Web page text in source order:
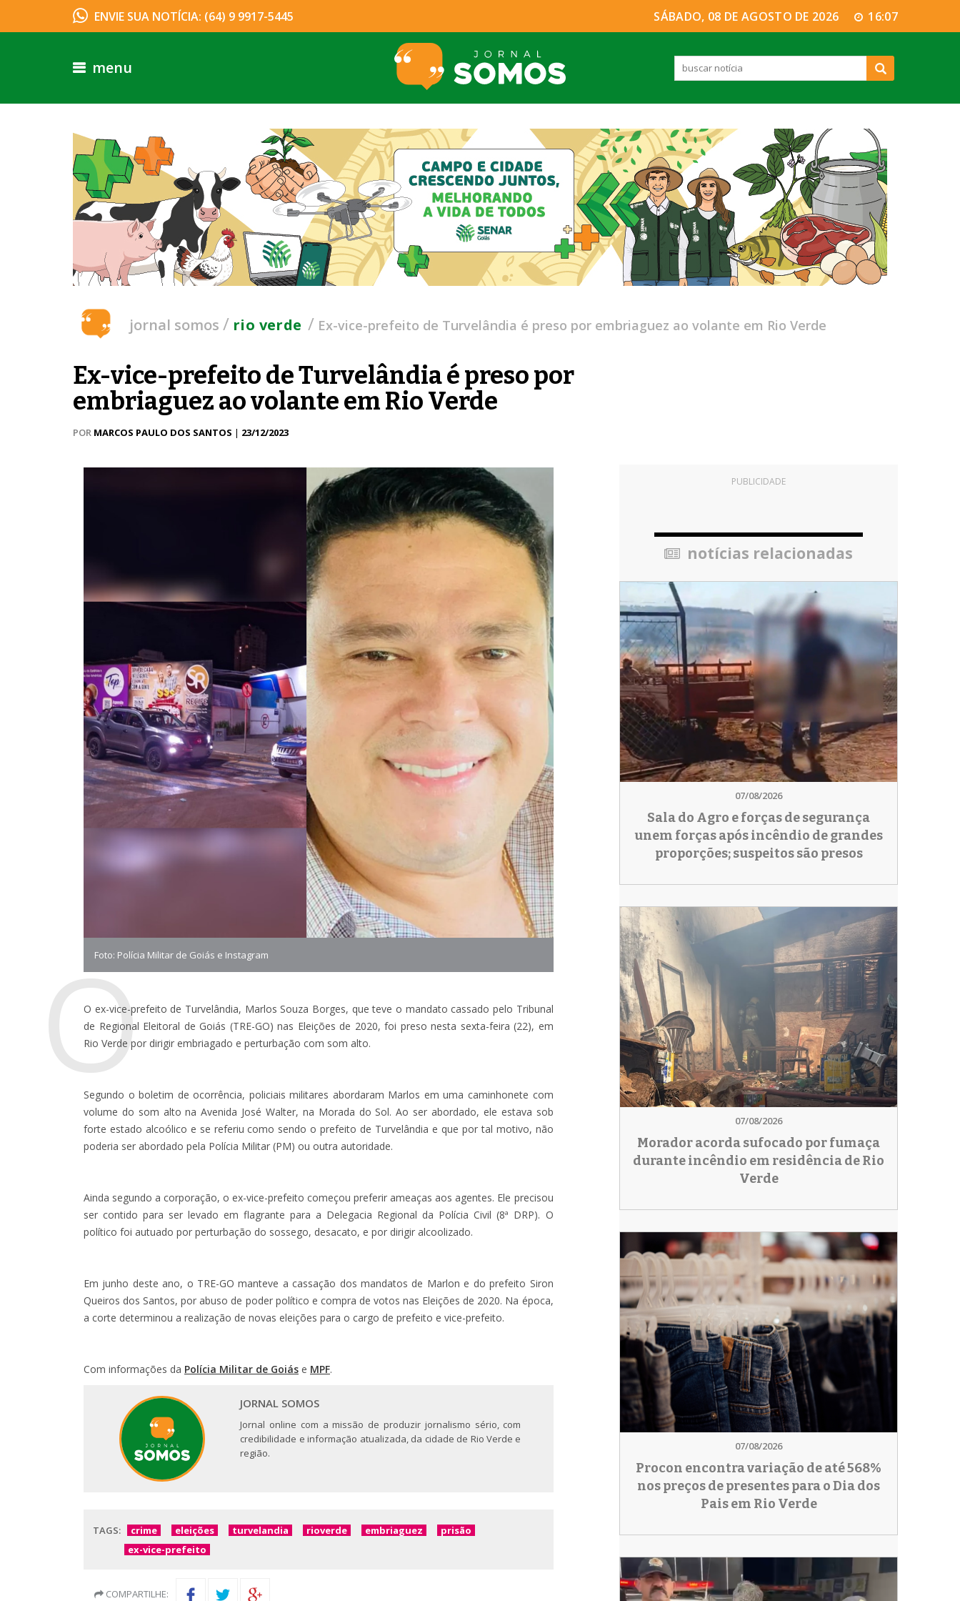
ENVIE SUA NOTÍCIA: (64) 9 9917-5445 SÁBADO, 08 DE AGOSTO DE 2026 16:07
menu
jornal somos / rio verde / Ex-vice-prefeito de Turvelândia é preso por embriaguez ao volante em Rio Verde
Ex-vice-prefeito de Turvelândia é preso por
embriaguez ao volante em Rio Verde
POR MARCOS PAULO DOS SANTOS | 23/12/2023
Foto: Polícia Militar de Goiás e Instagram
O
O ex-vice-prefeito de Turvelândia, Marlos Souza Borges, que teve o mandato cassado pelo Tribunal
de Regional Eleitoral de Goiás (TRE-GO) nas Eleições de 2020, foi preso nesta sexta-feira (22), em
Rio Verde por dirigir embriagado e perturbação com som alto.
Segundo o boletim de ocorrência, policiais militares abordaram Marlos em uma caminhonete com
volume do som alto na Avenida José Walter, na Morada do Sol. Ao ser abordado, ele estava sob
forte estado alcoólico e se referiu como sendo o prefeito de Turvelândia e que por tal motivo, não
poderia ser abordado pela Polícia Militar (PM) ou outra autoridade.
Ainda segundo a corporação, o ex-vice-prefeito começou preferir ameaças aos agentes. Ele precisou
ser contido para ser levado em flagrante para a Delegacia Regional da Polícia Civil (8ª DRP). O
político foi autuado por perturbação do sossego, desacato, e por dirigir alcoolizado.
Em junho deste ano, o TRE-GO manteve a cassação dos mandatos de Marlon e do prefeito Siron
Queiros dos Santos, por abuso de poder político e compra de votos nas Eleições de 2020. Na época,
a corte determinou a realização de novas eleições para o cargo de prefeito e vice-prefeito.
Com informações da Polícia Militar de Goiás e MPF.
JORNAL SOMOS
Jornal online com a missão de produzir jornalismo sério, com
credibilidade e informação atualizada, da cidade de Rio Verde e
região.
TAGS: crime eleições turvelandia rioverde embriaguez
prisão
ex-vice-prefeito
COMPARTILHE:
PUBLICIDADE
notícias relacionadas
07/08/2026
Sala do Agro e forças de segurança
unem forças após incêndio de grandes
proporções; suspeitos são presos
07/08/2026
Morador acorda sufocado por fumaça
durante incêndio em residência de Rio
Verde
07/08/2026
Procon encontra variação de até 568%
nos preços de presentes para o Dia dos
Pais em Rio Verde